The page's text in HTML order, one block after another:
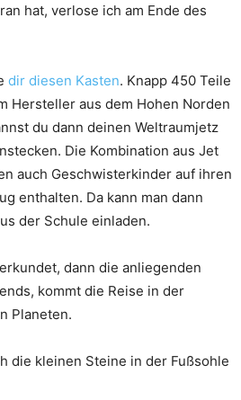
hat, verlose ich am Ende des
dir diesen Kasten. Knapp 450 Teile
Hersteller aus dem Hohen Norden
du dann deinen Weltraumjetz
Die Kombination aus Jet
auch Geschwisterkinder auf ihren
enthalten. Da kann man dann
der Schule einladen.
dann die anliegenden
kommt die Reise in der
Planeten.
die kleinen Steine in der Fußsohle